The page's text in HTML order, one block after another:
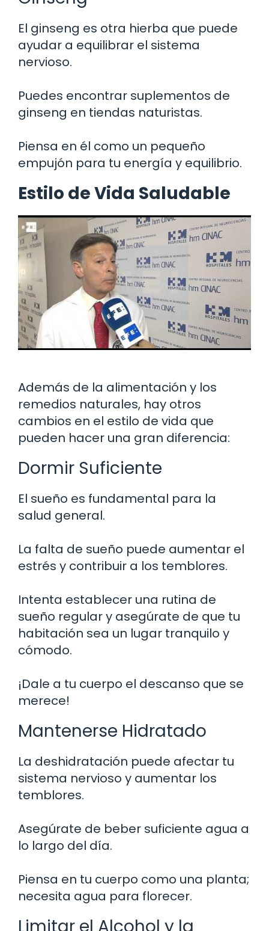
El ginseng es otra hierba que puede
ayudar a equilibrar el sistema
nervioso.
Puedes encontrar suplementos de
ginseng en tiendas naturistas.
Piensa en él como un pequeño
empujón para tu energía y equilibrio.
Estilo de Vida Saludable
Además de la alimentación y los
remedios naturales, hay otros
cambios en el estilo de vida que
pueden hacer una gran diferencia:
Dormir Suficiente
El sueño es fundamental para la
salud general.
La falta de sueño puede aumentar el
estrés y contribuir a los temblores.
Intenta establecer una rutina de
sueño regular y asegúrate de que tu
habitación sea un lugar tranquilo y
cómodo.
¡Dale a tu cuerpo el descanso que se
merece!
Mantenerse Hidratado
La deshidratación puede afectar tu
sistema nervioso y aumentar los
temblores.
Asegúrate de beber suficiente agua a
lo largo del día.
Piensa en tu cuerpo como una planta;
necesita agua para florecer.
Limitar el Alcohol y la